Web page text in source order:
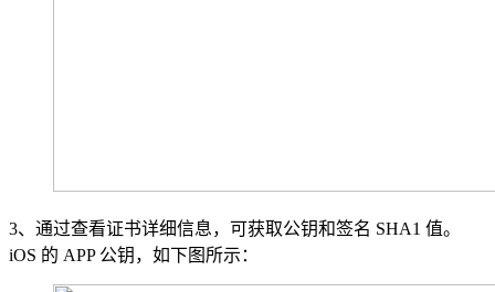
3、通过查看证书详细信息，可获取公钥和签名 SHA1 值。
iOS 的 APP 公钥，如下图所示：